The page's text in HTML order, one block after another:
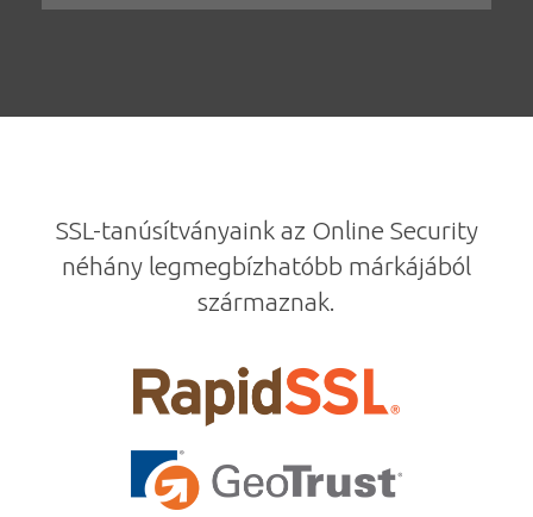
SSL-tanúsítványaink az Online Security
néhány legmegbízhatóbb márkájából
származnak.